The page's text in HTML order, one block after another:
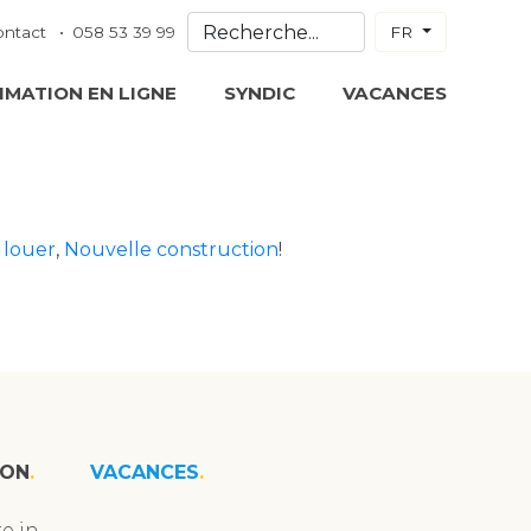
058 53 39 99 FR
EN LIGNE SYNDIC VACANCES
louer, Nouvelle construction!
VACANCES